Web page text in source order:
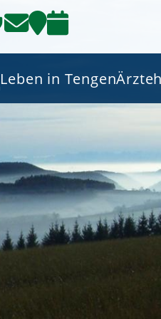
Leben in Tengen